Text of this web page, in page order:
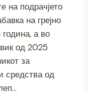
на подрачјето
на грејно
а во
од 2025
за
средства од